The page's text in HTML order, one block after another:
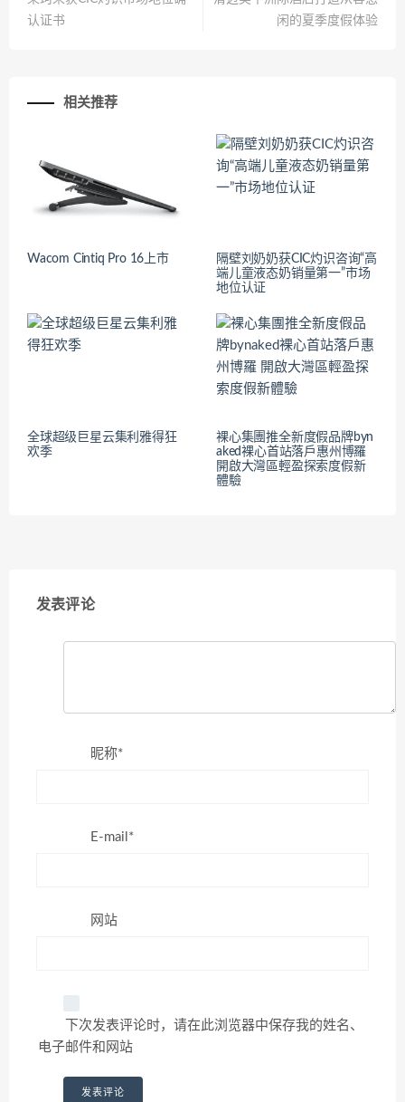
认证书
闲的夏季度假体验
相关推荐
Wacom Cintiq Pro 16上市
隔壁刘奶奶获CIC灼识咨询“高
端儿童液态奶销量第一”市场
地位认证
全球超级巨星云集利雅得狂
欢季
裸心集團推全新度假品牌byn
aked裸心首站落戶惠州博羅
開啟大灣區輕盈探索度假新
體驗
发表评论
昵称*
E-mail*
网站
下次发表评论时，请在此浏览器中保存我的姓名、
电子邮件和网站